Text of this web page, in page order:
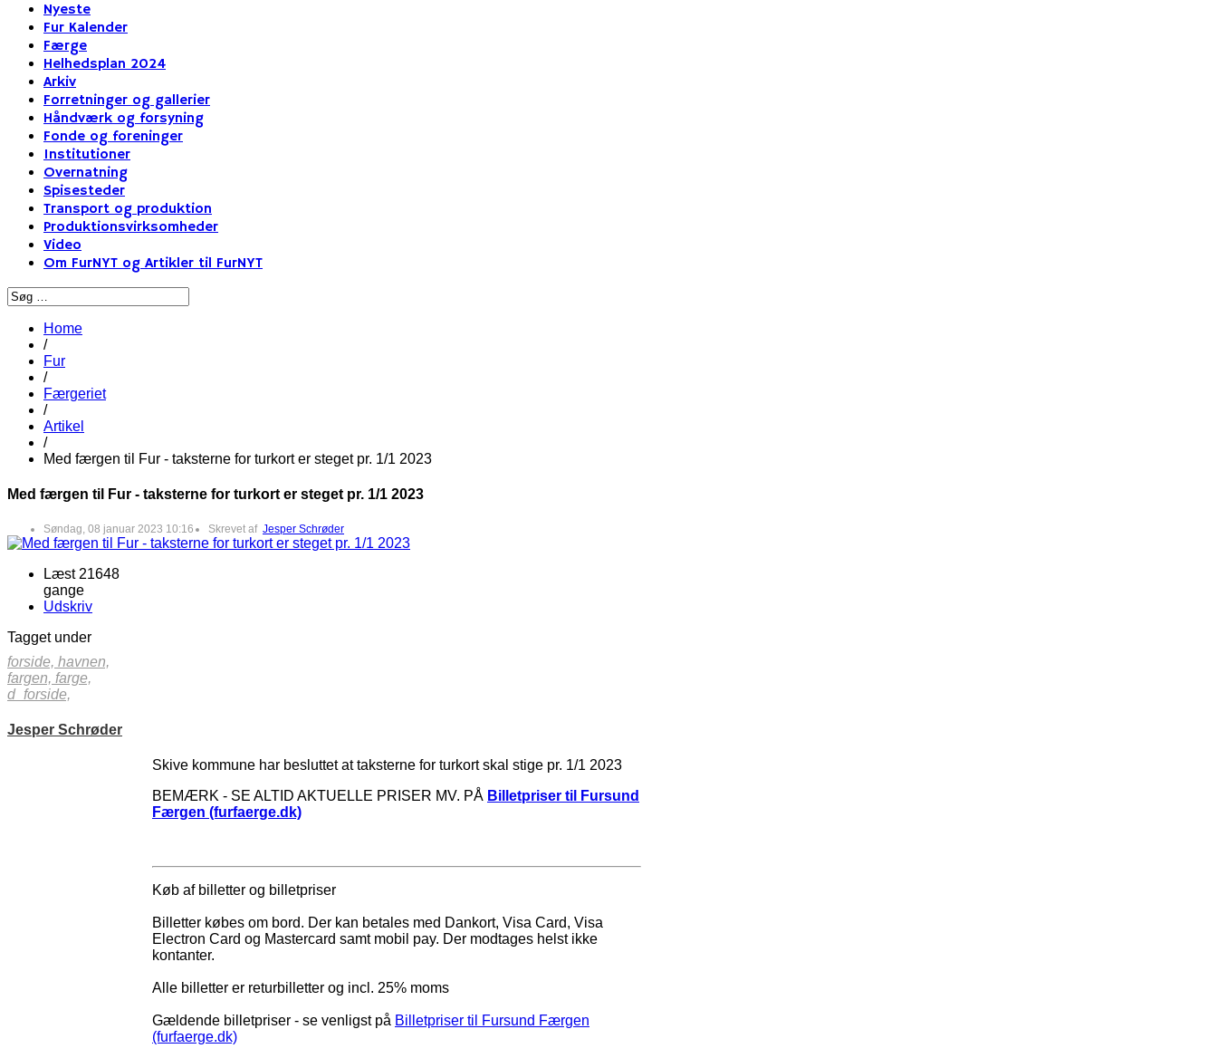
Nyeste
Fur Kalender
Færge
Helhedsplan 2024
Arkiv
Forretninger og gallerier
Håndværk og forsyning
Fonde og foreninger
Institutioner
Overnatning
Spisesteder
Transport og produktion
Produktionsvirksomheder
Video
Om FurNYT og Artikler til FurNYT
Home
/
Fur
/
Færgeriet
/
Artikel
/
Med færgen til Fur - taksterne for turkort er steget pr. 1/1 2023
Med færgen til Fur - taksterne for turkort er steget pr. 1/1 2023
Søndag, 08 januar 2023 10:16 Skrevet af Jesper Schrøder
Læst 21648
gange
Udskriv
Tagget under
forside, havnen,
fargen, farge,
d_forside,
Jesper Schrøder
Skive kommune har besluttet at taksterne for turkort skal stige pr. 1/1 2023
BEMÆRK - SE ALTID AKTUELLE PRISER MV. PÅ Billetpriser til Fursund
Færgen (furfaerge.dk)
Køb af billetter og billetpriser
Billetter købes om bord. Der kan betales med Dankort, Visa Card, Visa
Electron Card og Mastercard samt mobil pay. Der modtages helst ikke
kontanter.
Alle billetter er returbilletter og incl. 25% moms
Gældende billetpriser - se venligst på Billetpriser til Fursund Færgen
(furfaerge.dk)